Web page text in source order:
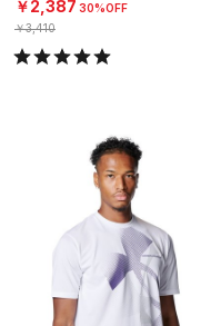
￥2,387 30%OFF
￥3,410